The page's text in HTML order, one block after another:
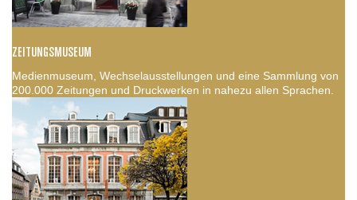
ZEITUNGSMUSEUM
Medienmuseum, Wechselausstellungen und eine Sammlung von
200.000 Zeitungen und Druckwerken in nahezu allen Sprachen.